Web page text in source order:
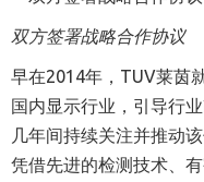
双方签署战略合作协议
早在2014年，TUV莱茵
国内显示行业，引导行
几年间持续关注并推动
凭借先进的检测技术、